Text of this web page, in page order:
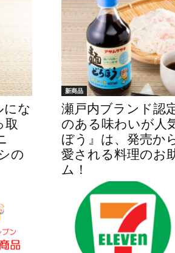
にな
取
の
新商品
瀬戸内ブランド認
のある味わいが人
ぼう』は、発売か
愛される料理のお
ム！